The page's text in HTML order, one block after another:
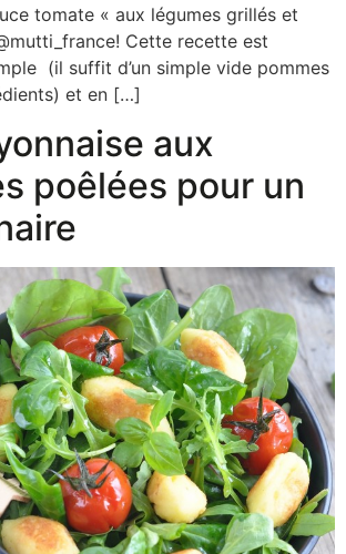
tomate « aux légumes grillés et
Cette recette est
(il suffit d’un simple vide pommes
et en […]
aux
poêlées pour un